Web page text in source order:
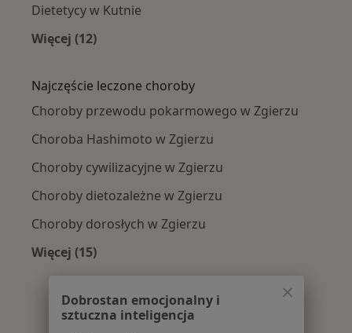
Dietetycy w Kutnie
Więcej (12)
Najczęście leczone choroby
Choroby przewodu pokarmowego w Zgierzu
Choroba Hashimoto w Zgierzu
Choroby cywilizacyjne w Zgierzu
Choroby dietozależne w Zgierzu
Choroby dorosłych w Zgierzu
Więcej (15)
Dobrostan emocjonalny i
sztuczna inteligencja